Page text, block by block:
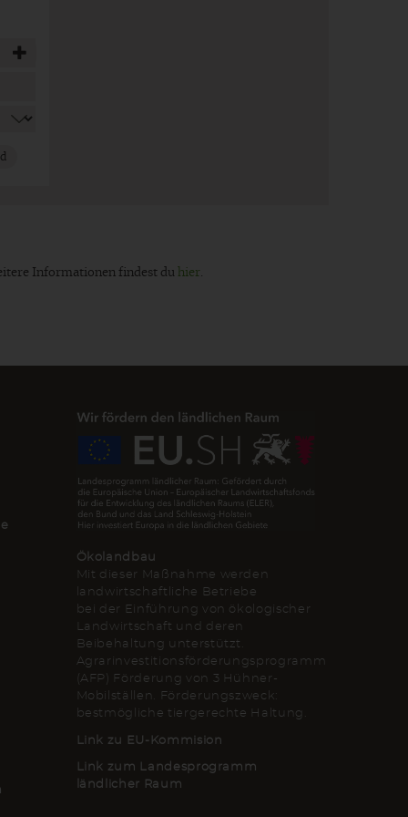
Informationen findest du hier
Ökolandbau
Mit dieser Maßnahme werden
landwirtschaftliche Betriebe
bei der Einführung von ökologischer
Landwirtschaft und deren
Beibehaltung unterstützt.
Agrarinvestitionsförderungsprogramm
(AFP) Förderung von 3 Hühner-
Mobilställen. Förderungszweck:
bestmögliche tiergerechte Haltung.
Link zu EU-Kommision
Link zum Landesprogramm
ländlicher Raum